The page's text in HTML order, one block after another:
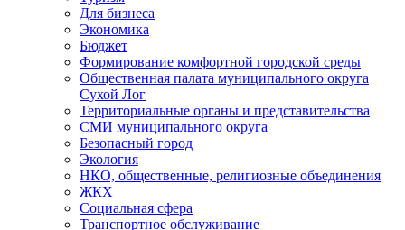
Для бизнеса
Экономика
Бюджет
Формирование комфортной городской среды
Общественная палата муниципального округа
Сухой Лог
Территориальные органы и представительства
СМИ муниципального округа
Безопасный город
Экология
НКО, общественные, религиозные объединения
ЖКХ
Социальная сфера
Транспортное обслуживание